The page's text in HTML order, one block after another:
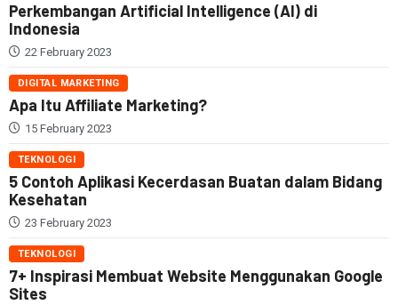
Perkembangan Artificial Intelligence (AI) di
Indonesia
22 February 2023
DIGITAL MARKETING
Apa Itu Affiliate Marketing?
15 February 2023
TEKNOLOGI
5 Contoh Aplikasi Kecerdasan Buatan dalam Bidang
Kesehatan
23 February 2023
TEKNOLOGI
7+ Inspirasi Membuat Website Menggunakan Google
Sites